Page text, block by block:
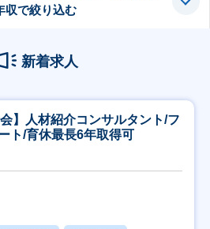
収で絞り込む
新着求人
】人材紹介コンサルタント/フ
ト/育休最長6年取得可